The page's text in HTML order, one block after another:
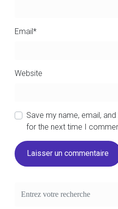
Email*
Website
Save my name, email,
for the next time I